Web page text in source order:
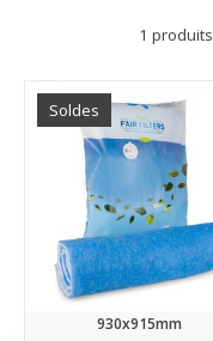
1 produits
Soldes
930x915mm